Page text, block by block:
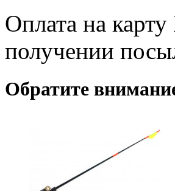
Оплата на
получении
Обратите